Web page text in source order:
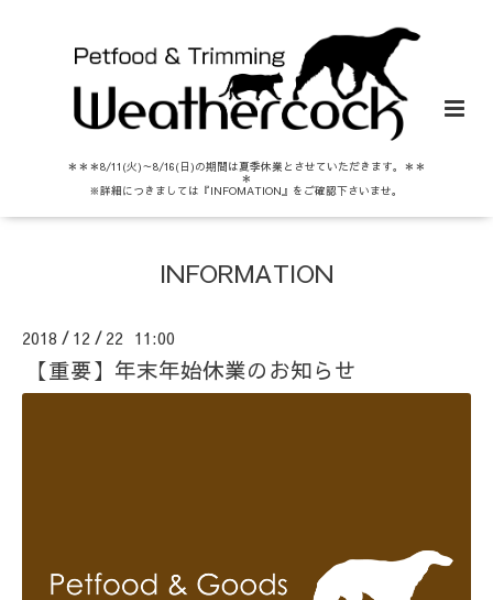
＊＊＊8/11(火)～8/16(日)の期間は夏季休業とさせていただきます。＊＊
＊
※詳細につきましては『INFOMATION』をご確認下さいませ。
INFORMATION
2018 / 12 / 22 11:00
【重要】年末年始休業のお知らせ